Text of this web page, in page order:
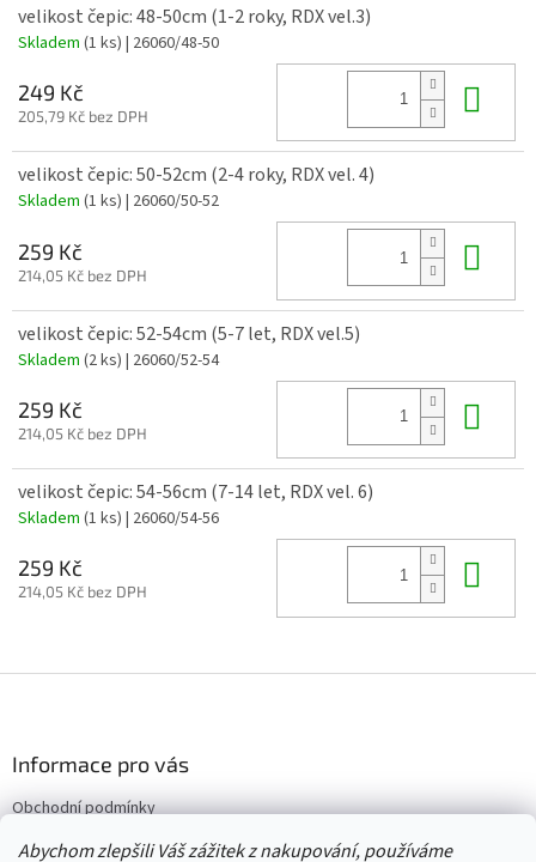
Abychom zlepšili Váš zážitek z nakupování, používáme
velikost čepic: 48-50cm (1-2 roky, RDX vel.3)
Skladem (1 ks) | 26060/48-50
249 Kč
205,79 Kč bez DPH
velikost čepic: 50-52cm (2-4 roky, RDX vel. 4)
Skladem (1 ks) | 26060/50-52
259 Kč
214,05 Kč bez DPH
velikost čepic: 52-54cm (5-7 let, RDX vel.5)
Skladem (2 ks) | 26060/52-54
259 Kč
214,05 Kč bez DPH
velikost čepic: 54-56cm (7-14 let, RDX vel. 6)
Skladem (1 ks) | 26060/54-56
259 Kč
214,05 Kč bez DPH
í
Informace pro vás
Obchodní podmínky
Vrácení/výměna/reklamace